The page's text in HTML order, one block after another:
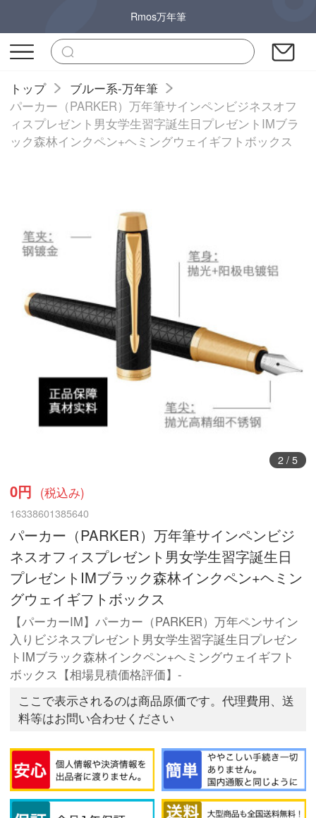
Rmos万年筆
トップ
ブルー系-万年筆
パーカー（PARKER）万年筆サインペンビジネスオフ
ィスプレゼント男女学生習字誕生日プレゼントIMブラ
ック森林インクペン+ヘミングウェイギフトボックス
3/ 5
0円 (税込み)
16338601385640
パーカー（PARKER）万年筆サインペンビジ
ネスオフィスプレゼント男女学生習字誕生日
プレゼントIMブラック森林インクペン+ヘミン
グウェイギフトボックス
【パーカーIM】パーカー（PARKER）万年ペンサイン
入りビジネスプレゼント男女学生習字誕生日プレゼン
トIMブラック森林インクペン+ヘミングウェイギフト
ボックス【相場見積価格評価】-
ここで表示されるのは商品原価です。代理費用、送
料等はお問い合わせください